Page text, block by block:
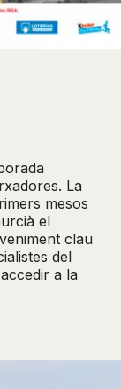
La
mesos
el
clau
del
a la